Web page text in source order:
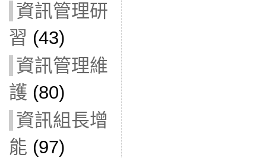
資訊管理研
習 (43)
資訊管理維
護 (80)
資訊組長增
能 (97)